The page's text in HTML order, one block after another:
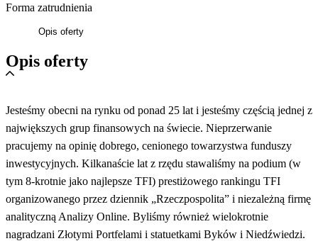
Forma zatrudnienia
Opis oferty
Opis oferty
Jesteśmy obecni na rynku od ponad 25 lat i jesteśmy częścią jednej z
największych grup finansowych na świecie. Nieprzerwanie
pracujemy na opinię dobrego, cenionego towarzystwa funduszy
inwestycyjnych. Kilkanaście lat z rzędu stawaliśmy na podium (w
tym 8-krotnie jako najlepsze TFI) prestiżowego rankingu TFI
organizowanego przez dziennik „Rzeczpospolita” i niezależną firmę
analityczną Analizy Online. Byliśmy również wielokrotnie
nagradzani Złotymi Portfelami i statuetkami Byków i Niedźwiedzi.